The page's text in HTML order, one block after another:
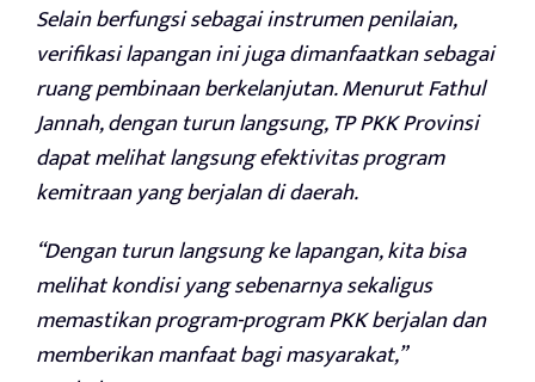
Selain berfungsi sebagai instrumen penilaian,
verifikasi lapangan ini juga dimanfaatkan sebagai
ruang pembinaan berkelanjutan. Menurut Fathul
Jannah, dengan turun langsung, TP PKK Provinsi
dapat melihat langsung efektivitas program
kemitraan yang berjalan di daerah.
“Dengan turun langsung ke lapangan, kita bisa
melihat kondisi yang sebenarnya sekaligus
memastikan program-program PKK berjalan dan
memberikan manfaat bagi masyarakat,”